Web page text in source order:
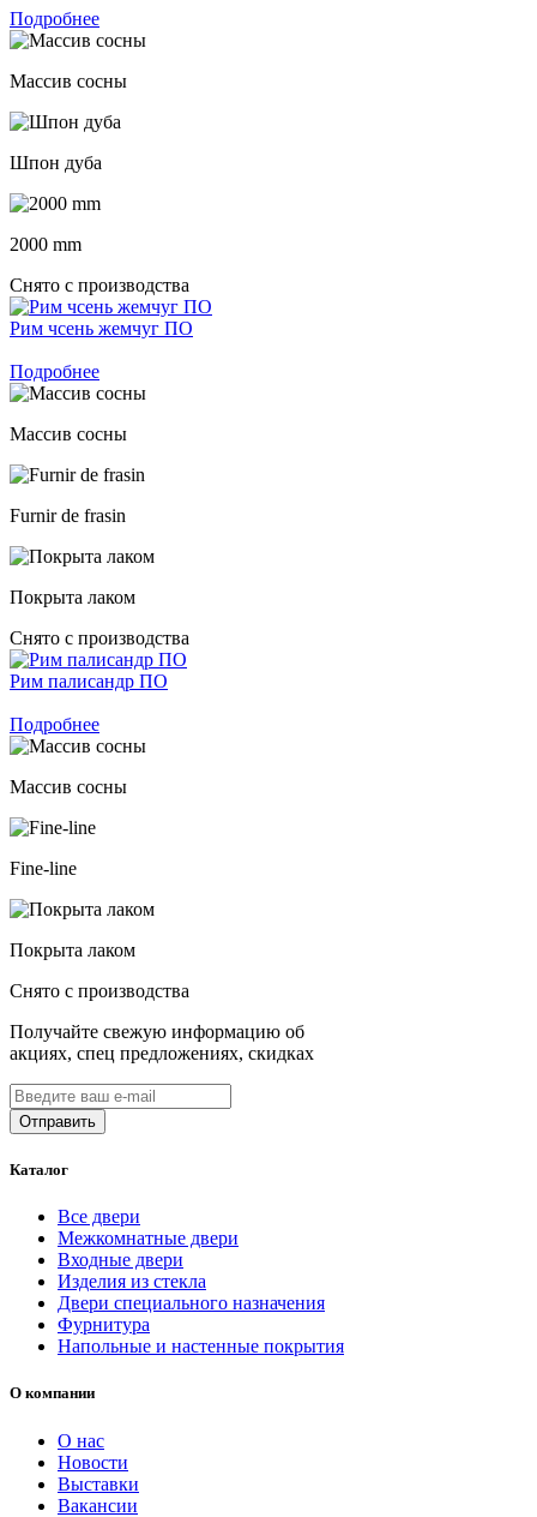
Подробнее
Массив сосны
Шпон дуба
2000 mm
Снято с производства
Рим чсень жемчуг ПО
Подробнее
Массив сосны
Furnir de frasin
Покрыта лаком
Снято с производства
Рим палисандр ПО
Подробнее
Массив сосны
Fine-line
Покрыта лаком
Снято с производства
Получайте свежую информацию об
акциях, спец предложениях, скидках
Каталог
Все двери
Межкомнатные двери
Входные двери
Изделия из стекла
Двери специального назначения
Фурнитура
Напольные и настенные покрытия
О компании
О нас
Новости
Выставки
Вакансии